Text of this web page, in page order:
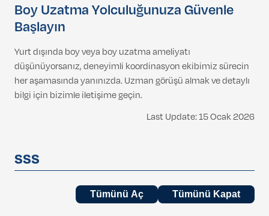
Boy Uzatma Yolculuğunuza Güvenle
Başlayın
Yurt dışında boy veya boy uzatma ameliyatı
düşünüyorsanız, deneyimli koordinasyon ekibimiz sürecin
her aşamasında yanınızda. Uzman görüşü almak ve detaylı
bilgi için bizimle iletişime geçin.
Last Update: 15 Ocak 2026
SSS
Tümünü Aç Tümünü Kapat